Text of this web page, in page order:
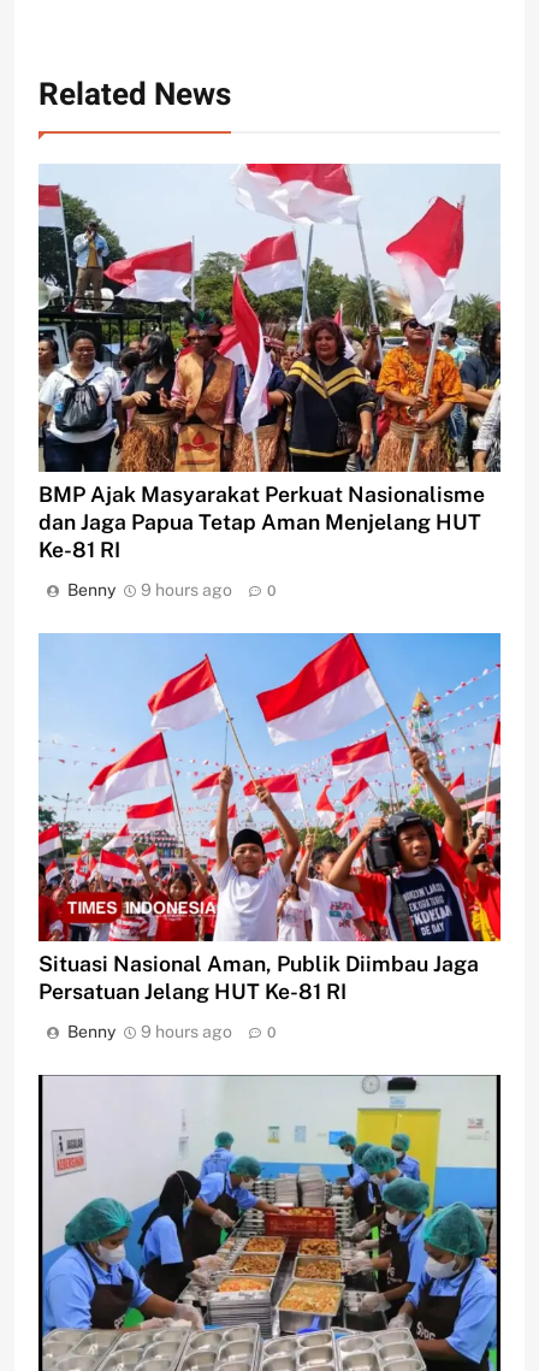
Related News
BMP Ajak Masyarakat Perkuat Nasionalisme
dan Jaga Papua Tetap Aman Menjelang HUT
Ke-81 RI
Benny 9 hours ago 0
Situasi Nasional Aman, Publik Diimbau Jaga
Persatuan Jelang HUT Ke-81 RI
Benny 9 hours ago 0